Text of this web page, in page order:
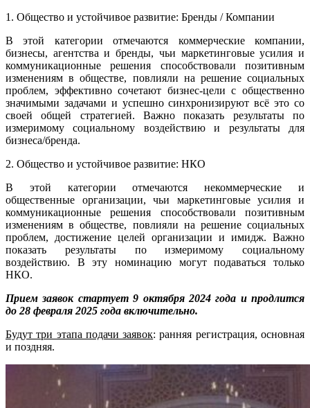
1. Общество и устойчивое развитие: Бренды / Компании
В этой категории отмечаются коммерческие компании,
бизнесы, агентства и бренды, чьи маркетинговые усилия и
коммуникационные решения способствовали позитивным
изменениям в обществе, повлияли на решение социальных
проблем, эффективно сочетают бизнес-цели с общественно
значимыми задачами и успешно синхронизируют всё это со
своей общей стратегией. Важно показать результаты по
измеримому социальному воздействию и результаты для
бизнеса/бренда.
2. Общество и устойчивое развитие: НКО
В этой категории отмечаются некоммерческие и
общественные организации, чьи маркетинговые усилия и
коммуникационные решения способствовали позитивным
изменениям в обществе, повлияли на решение социальных
проблем, достижение целей организации и имидж. Важно
показать результаты по измеримому социальному
воздействию. В эту номинацию могут подаваться только
НКО.
Прием заявок стартует 9 октября 2024 года и продлится
до 28 февраля 2025 года включительно.
Будут три этапа подачи заявок: ранняя регистрация, основная
и поздняя.